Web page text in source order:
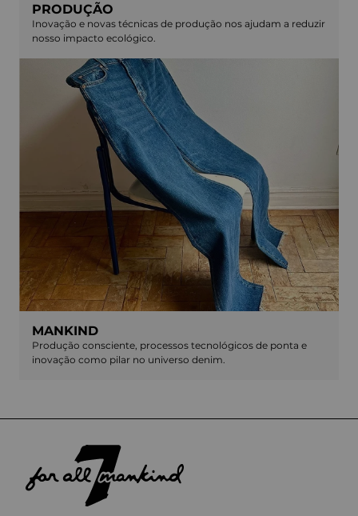
PRODUÇÃO
Inovação e novas técnicas de produção nos ajudam a reduzir
nosso impacto ecológico.
MANKIND
Produção consciente, processos tecnológicos de ponta e
inovação como pilar no universo denim.